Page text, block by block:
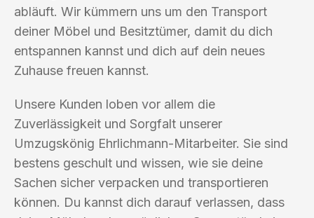
abläuft. Wir kümmern uns um den Transport
deiner Möbel und Besitztümer, damit du dich
entspannen kannst und dich auf dein neues
Zuhause freuen kannst.
Unsere Kunden loben vor allem die
Zuverlässigkeit und Sorgfalt unserer
Umzugskönig Ehrlichmann-Mitarbeiter. Sie sind
bestens geschult und wissen, wie sie deine
Sachen sicher verpacken und transportieren
können. Du kannst dich darauf verlassen, dass